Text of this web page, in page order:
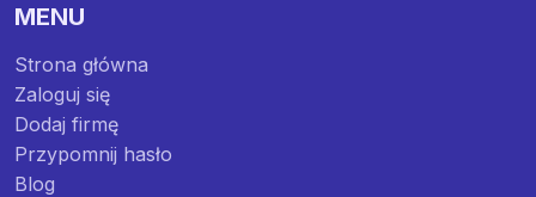
MENU
Strona główna
Zaloguj się
Dodaj firmę
Przypomnij hasło
Blog